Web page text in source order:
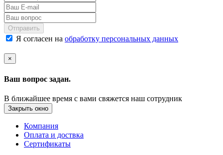
Отправить
Я согласен на обработку персональных данных
×
Ваш вопрос задан.
В ближайшее время с вами свяжется наш сотрудник
Закрыть окно
Компания
Оплата и доствка
Сертификаты